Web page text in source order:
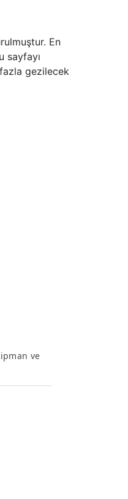
En
sayfayı
gezilecek
ve